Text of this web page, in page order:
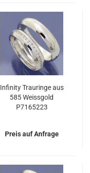
Infinity Trauringe aus
585 Weissgold
P7165223
Preis auf Anfrage